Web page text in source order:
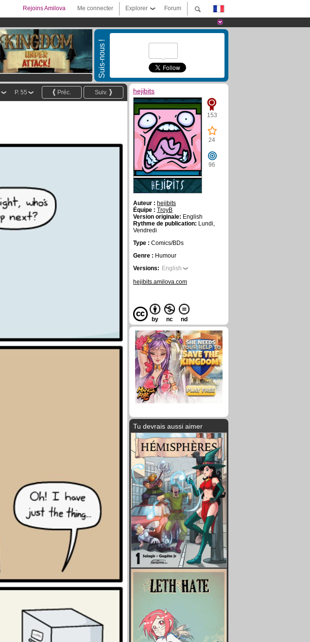
Forum
Explorer
Me connecter
Rejoins Amilova
Suis-nous !
Suiv.
Préc.
P. 55 hejibits
153
24
96
Auteur : hejibits
Équipe : TroyB
Version originale: English
Rythme de publication: Lundi,
Vendredi
Type : Comics/BDs
Genre : Humour
Versions: English
hejibits.amilova.com
by nc nd
Tu devrais aussi aimer